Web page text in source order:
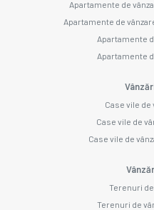
Apartamente de
Apartamente de
Apartamente
Apartamente
Case vile
Case vile de
Case vile de
Terenuri
Terenuri de